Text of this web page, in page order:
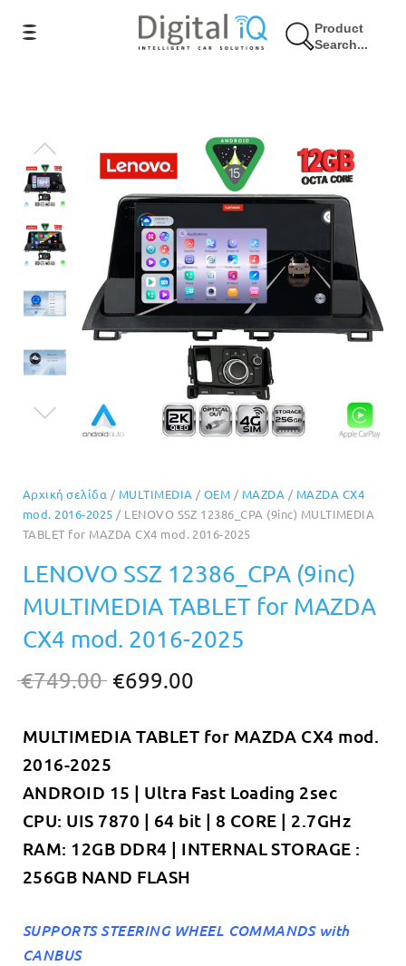
Product
Search...
7% Έκπτωση
Αρχική σελίδα / MULTIMEDIA / OEM / MAZDA / MAZDA CX4
mod. 2016-2025 / LENOVO SSZ 12386_CPA (9inc) MULTIMEDIA
TABLET for MAZDA CX4 mod. 2016-2025
LENOVO SSZ 12386_CPA (9inc)
MULTIMEDIA TABLET for MAZDA
CX4 mod. 2016-2025
€749.00 Original
was:
€699.00
τιμή
€699.00.
MULTIMEDIA TABLET for MAZDA CX4 mod.
2016-2025
ANDROID 15 | Ultra Fast Loading 2sec
CPU: UIS 7870 | 64 bit | 8 CORE | 2.7GHz
RAM: 12GB DDR4 | INTERNAL STORAGE :
256GB NAND FLASH
SUPPORTS STEERING WHEEL COMMANDS with
CANBUS